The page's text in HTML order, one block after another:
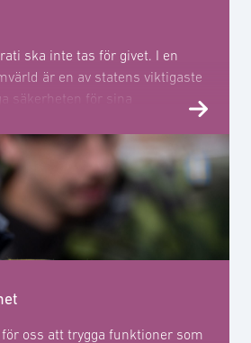
ska inte tas för givet. I en
är en av statens viktigaste
säkerheten för sina
förmågan att försvara
oss att trygga funktioner som